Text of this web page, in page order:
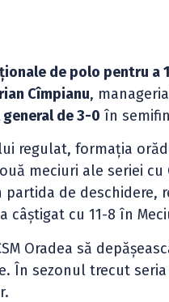
de polo pentru a
Cîmpianu,
de 3-0 în
regulat, formația
meciuri ale seriei cu
de deschidere,
câștigat cu 11-8 în
Oradea să
În sezonul trecut